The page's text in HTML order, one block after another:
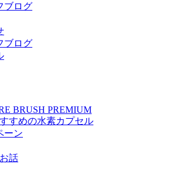
ブログ
ブログ
BRUSH PREMIUM
すめの水素カプセル
ーン
話